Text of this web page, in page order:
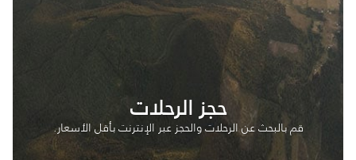
حجز الرحلات
قم بالبحث عن الرحلات والحجز عبر الإنترنت بأقل الأسعار.